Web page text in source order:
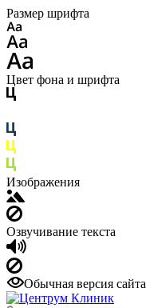
Размер шрифта
Цвет фона и шрифта
Изображения
Озвучивание текста
Обычная версия сайта